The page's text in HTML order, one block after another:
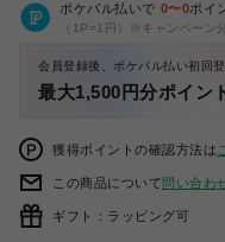
ポケパル払いで 0〜0ポイ
（1P=1円）※キャンペーン
会員登録後、ポケパル払い初回
最大1,500円分ポイン
獲得ポイントの確認方法は
この商品について問い合わ
ギフト：ラッピング可